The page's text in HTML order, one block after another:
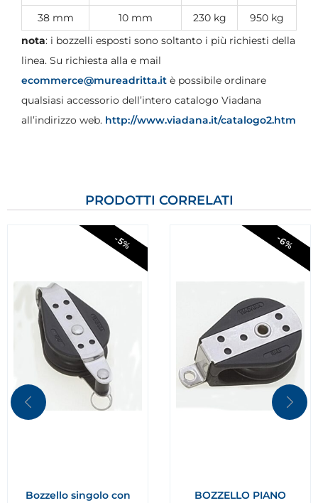
38 mm
10 mm 230 kg
950 kg
nota: i bozzelli esposti sono soltanto i più richiesti della
linea. Su richiesta alla e mail
ecommerce@mureadritta.it è possibile ordinare
qualsiasi accessorio dell’intero catalogo Viadana
all’indirizzo web. http://www.viadana.it/catalogo2.htm
PRODOTTI CORRELATI
-5%
Bozzello singolo con
-6%
BOZZELLO PIANO